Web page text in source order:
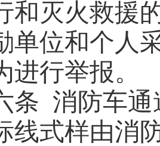
和灭火救援
单位和个人
进行举报。
条 消防车
线式样由消